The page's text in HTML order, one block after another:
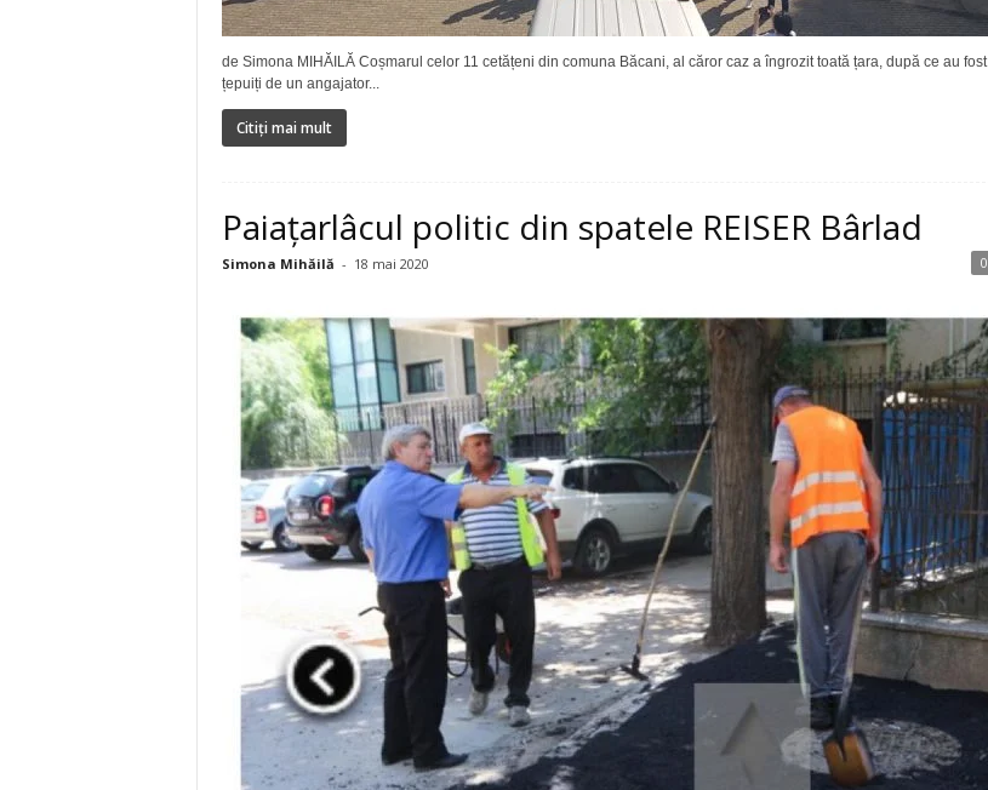
de Simona MIHĂILĂ Coșmarul celor 11 cetățeni din comuna Băcani, al căror caz a îngrozit toată țara, după ce au fost
țepuiți de un angajator...
Citiți mai mult
Paiațarlâcul politic din spatele REISER Bârlad
Simona Mihăilă - 18 mai 2020 0